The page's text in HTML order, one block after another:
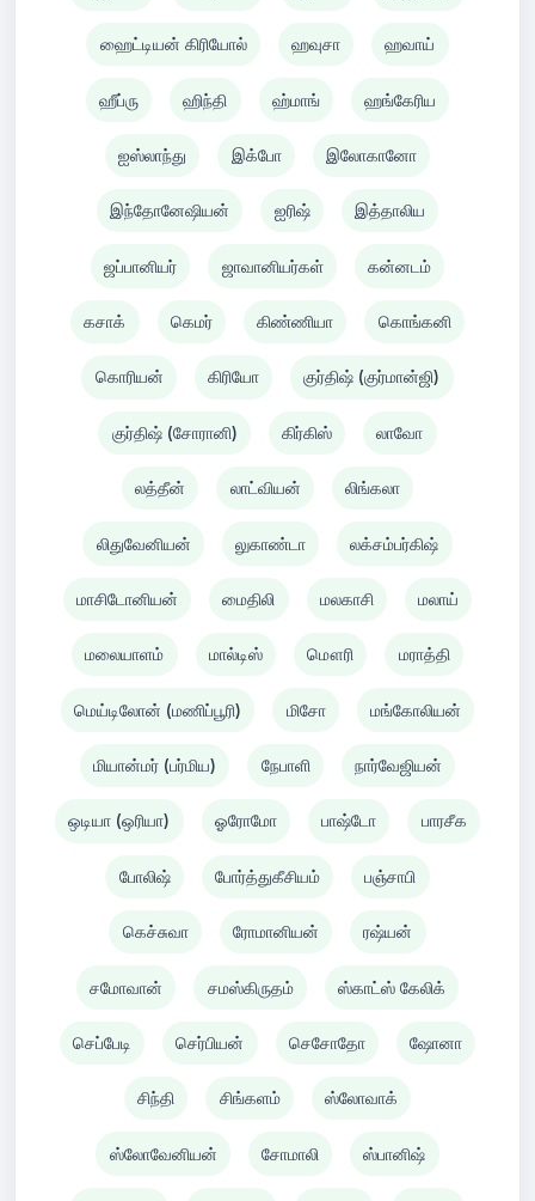
ஹைட்டியன் கிரியோல் ஹவுசா ஹவாய்
ஹீப்ரு ஹிந்தி ஹ்மாங் ஹங்கேரிய
ஐஸ்லாந்து இக்போ இலோகானோ
இந்தோனேஷியன் ஐரிஷ் இத்தாலிய
ஜப்பானியர் ஜாவானியர்கள் கன்னடம்
கசாக் கெமர் கிண்ணியா கொங்கனி
கொரியன் கிரியோ குர்திஷ் (குர்மான்ஜி)
குர்திஷ் (சோரானி) கிர்கிஸ் லாவோ
லத்தீன் லாட்வியன் லிங்கலா
லிதுவேனியன் லுகாண்டா லக்சம்பர்கிஷ்
மாசிடோனியன் மைதிலி மலகாசி மலாய்
மலையாளம் மால்டிஸ் மௌரி மராத்தி
மெய்டிலோன் (மணிப்பூரி) மிசோ மங்கோலியன்
மியான்மர் (பர்மிய) நேபாளி நார்வேஜியன்
ஒடியா (ஒரியா) ஓரோமோ பாஷ்டோ பாரசீக
போலிஷ் போர்த்துகீசியம் பஞ்சாபி
கெச்சுவா ரோமானியன் ரஷ்யன்
சமோவான் சமஸ்கிருதம் ஸ்காட்ஸ் கேலிக்
செப்பேடி செர்பியன் செசோதோ ஷோனா
சிந்தி சிங்களம் ஸ்லோவாக்
ஸ்லோவேனியன் சோமாலி ஸ்பானிஷ்